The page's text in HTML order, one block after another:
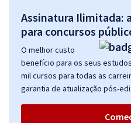
Assinatura Ilimitada:
para concursos
O melhor custo
benefício para os seus
mil cursos para todas as
garantia de atualização pós-